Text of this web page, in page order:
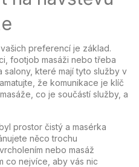
preferencí je základ.
footjob masáži nebo třeba
salony, které mají tyto služby v
že komunikace je klíč
co je součástí služby, a
prostor čistý a masérka
něco trochu
nebo masáž
co nejvíce, aby vás nic